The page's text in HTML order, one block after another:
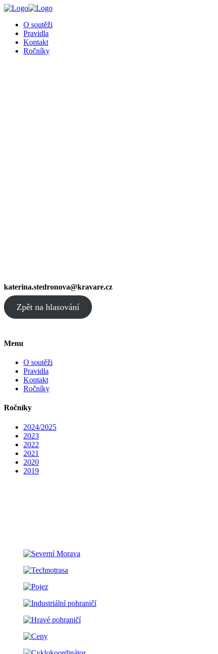
O soutěži
Pravidla
Kontakt
Ročníky
katerina.stedronova@kravare.cz
Zpět na hlasování
Menu
O soutěži
Pravidla
Kontakt
Ročníky
Ročníky
2024/2025
2023
2022
2021
2020
2019